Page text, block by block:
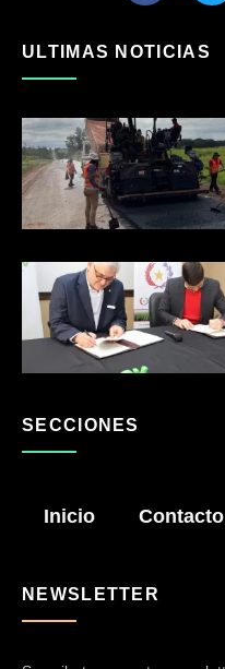
ULTIMAS NOTICIAS
SECCIONES
Inicio Contacto
NEWSLETTER